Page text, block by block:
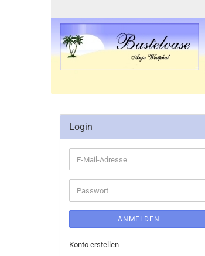
Login
E-
Mail-
Adresse
Passwort
ANMELDEN
Konto erstellen